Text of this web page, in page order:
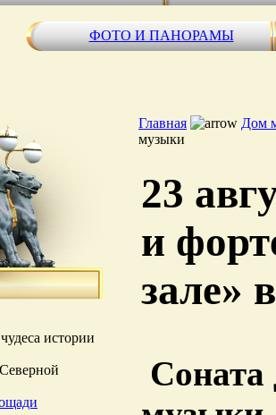
ФОТО И ПАНОРАМЫ
истории
Главная
Дом
музыки
23
и
зале»
Соната